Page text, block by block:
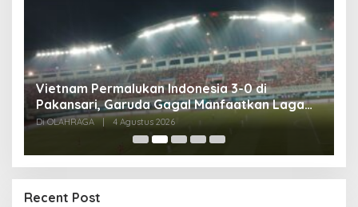
Tes Fisik Tahap II Jadi Tolok Ukur Kesiapan
525 Atlet Kota Bogor Menuju Porprov Jabar
Di OLAHRAGA 1 Agustus 2026
Recent Post